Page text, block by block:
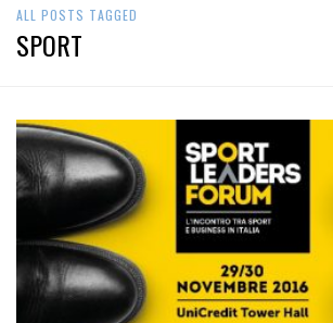
SPORT